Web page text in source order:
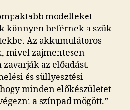
modelleket
könnyen beférnek a szűk
Az akkumulátoros
mivel zajmentesen
az előadást.
és süllyesztési
hogy minden előkészületet
a színpad mögött.”